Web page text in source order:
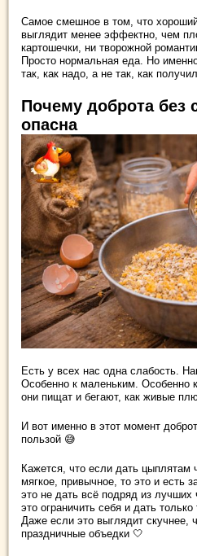
Самое смешное в том, что
выглядит менее эффектно, чем
картошечки, ни творожной
Просто нормальная еда. Но
так, как надо, а не так, как
Почему доброта без
опасна
Есть у всех нас одна слабость.
Особенно к маленьким. Особенно
они пищат и бегают, как живые
И вот именно в этот момент
пользой 😅
Кажется, что если дать цыплятам
мягкое, привычное, то это и есть
это не дать всё подряд из лучших
это ограничить себя и дать
Даже если это выглядит скучнее,
праздничные объедки 🤍